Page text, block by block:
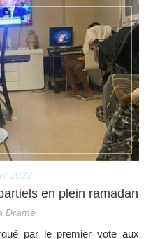
2022
en plein ramadan
Dramé
par le premier vote aux